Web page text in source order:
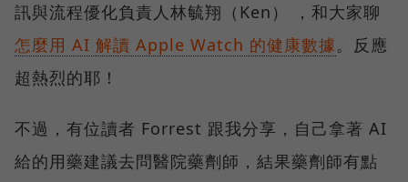
訊與流程優化負責人林毓翔（Ken） ，和大家聊
怎麼用 AI 解讀 Apple Watch 的健康數據。反應
超熱烈的耶！
不過，有位讀者 Forrest 跟我分享，自己拿著 AI
給的用藥建議去問醫院藥劑師，結果藥劑師有點